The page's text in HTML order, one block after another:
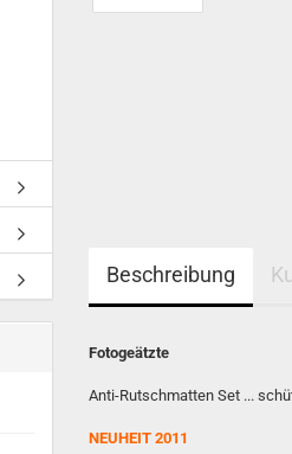
Beschreibung
Fotogeätzte
Anti-Rutschmatten Set ...
NEUHEIT 2011